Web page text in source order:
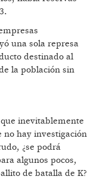
una sola represa
destinado al
la población sin
inevitablemente
no hay investigación
¿se podrá
algunos pocos,
de batalla de K?